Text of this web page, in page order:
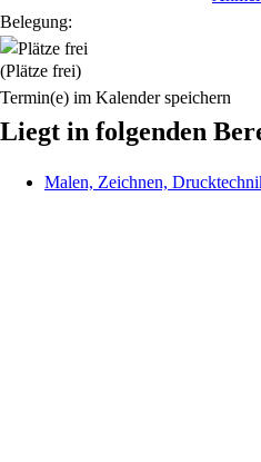
Belegung:
(Plätze frei)
Termin(e) im Kalender speichern
Liegt in folgenden
Malen, Zeichnen,